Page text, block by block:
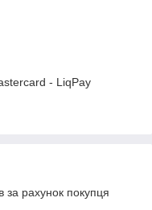
- LiqPay
за рахунок покупця